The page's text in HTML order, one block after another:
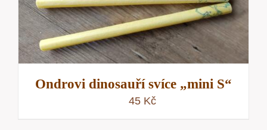
Ondrovi dinosauří svíce „mini S“
45 Kč